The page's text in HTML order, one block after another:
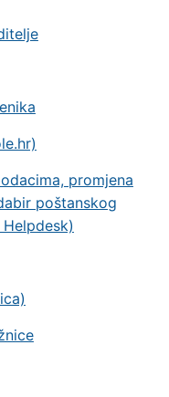
promjena
poštanskog